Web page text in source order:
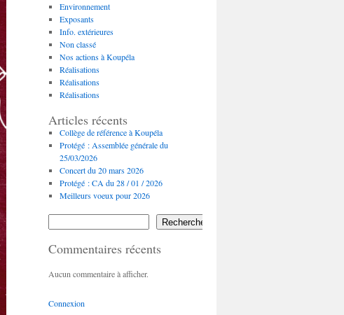
Environnement
Exposants
Info. extérieures
Non classé
Nos actions à Koupéla
Réalisations
Réalisations
Réalisations
Articles récents
Collège de référence à Koupéla
Protégé : Assemblée générale du
25/03/2026
Concert du 20 mars 2026
Protégé : CA du 28 / 01 / 2026
Meilleurs voeux pour 2026
Rechercher
Commentaires récents
Aucun commentaire à afficher.
Connexion